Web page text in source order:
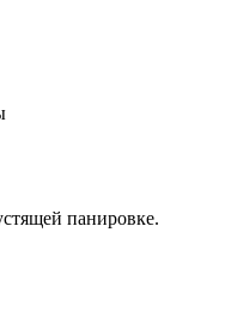
панировке.